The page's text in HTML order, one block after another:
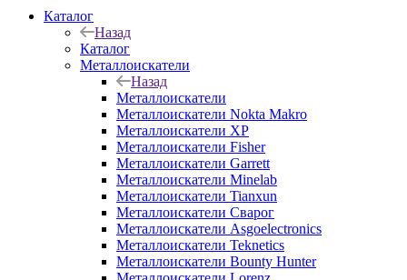
Каталог
Назад
Каталог
Металлоискатели
Назад
Металлоискатели
Металлоискатели Nokta Makro
Металлоискатели XP
Металлоискатели Fisher
Металлоискатели Garrett
Металлоискатели Minelab
Металлоискатели Tianxun
Металлоискатели Сварог
Металлоискатели Asgoelectronics
Металлоискатели Teknetics
Металлоискатели Bounty Hunter